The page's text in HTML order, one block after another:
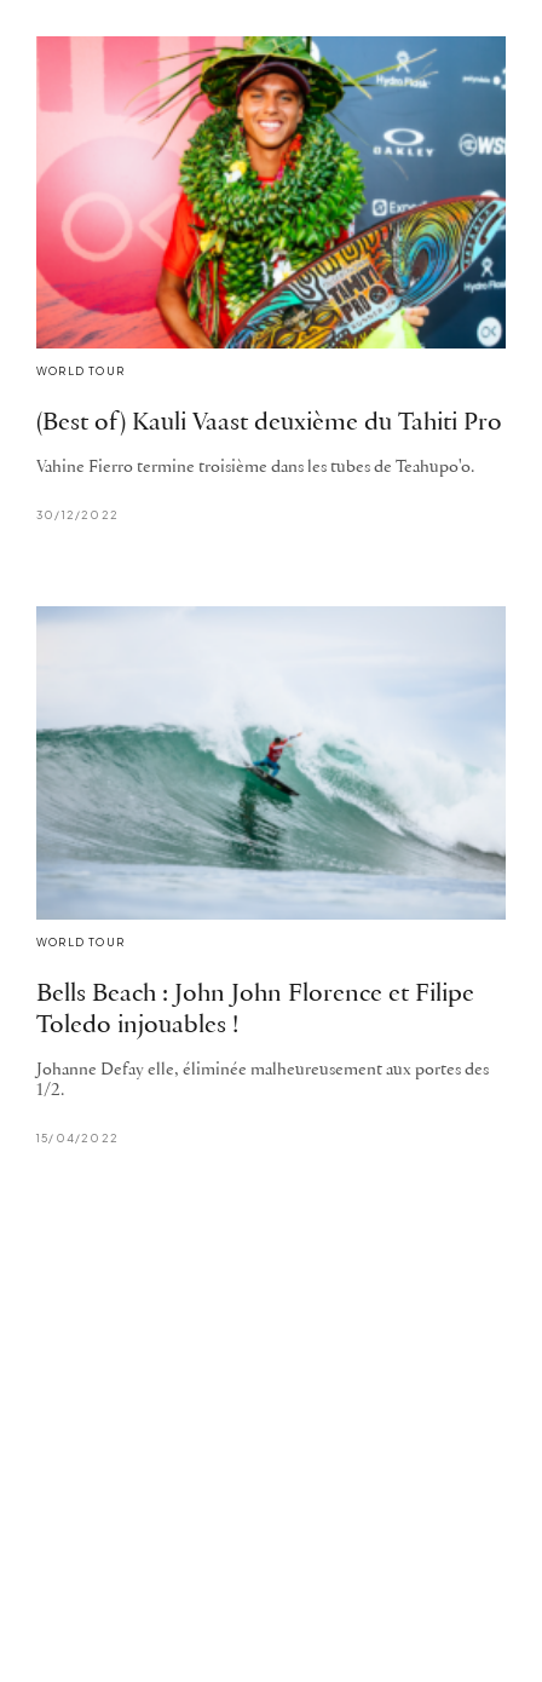
WORLD TOUR
(Best of) Kauli Vaast deuxième du Tahiti Pro
Vahine Fierro termine troisième dans les tubes de Teahupo'o.
30/12/2022
WORLD TOUR
Bells Beach : John John Florence et Filipe
Toledo injouables !
Johanne Defay elle, éliminée malheureusement aux portes des
1/2.
15/04/2022